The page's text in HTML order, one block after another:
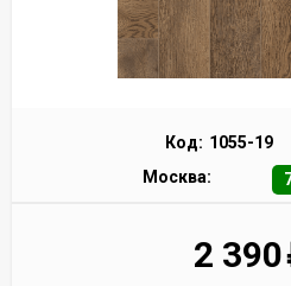
Код: 1055-19
Москва:
2 390